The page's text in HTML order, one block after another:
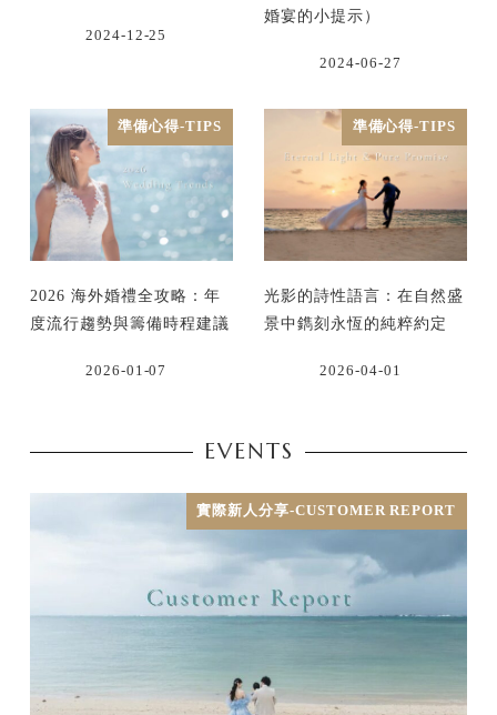
2024-12-25
婚宴的小提示）
2024-06-27
準備心得-TIPS
2026 海外婚禮全攻略：年
度流行趨勢與籌備時程建議
2026-01-07
準備心得-TIPS
光影的詩性語言：在自然盛
景中鐫刻永恆的純粹約定
2026-04-01
EVENTS
實際新人分享-CUSTOMER REPORT